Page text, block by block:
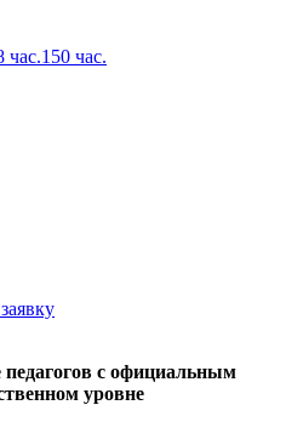
час.150 час.
педагогов с официальным
уровне